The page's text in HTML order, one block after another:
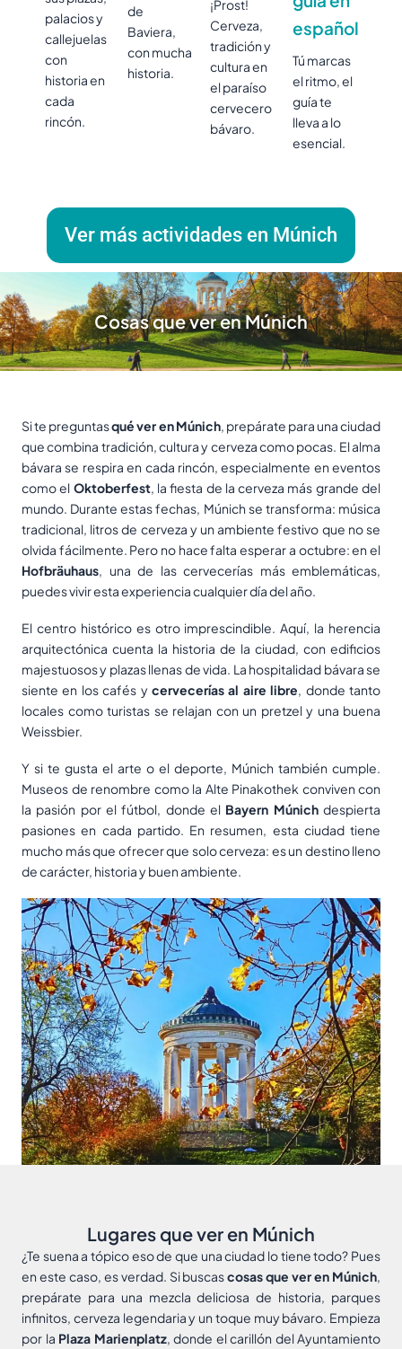
palacios y
callejuelas
con
historia en
cada
rincón.
de
Baviera,
con mucha
historia.
¡Prost!
Cerveza,
tradición y
cultura en
el paraíso
cervecero
bávaro.
español
Tú marcas
el ritmo, el
guía te
lleva a lo
esencial.
Ver más actividades en Múnich
Cosas que ver en Múnich
Si te preguntasqué ver en Múnich, prepárate para una ciudad
que combina tradición, cultura y cerveza como pocas. El alma
bávara se respira en cada rincón, especialmente en eventos
como el Oktoberfest, la fiesta de la cerveza más grande del
mundo. Durante estas fechas, Múnich se transforma: música
tradicional, litros de cerveza y un ambiente festivo que no se
olvida fácilmente. Pero no hace falta esperar a octubre: en el
Hofbräuhaus, una de las cervecerías más emblemáticas,
puedes vivir esta experiencia cualquier día del año.
El centro histórico es otro imprescindible. Aquí, la herencia
arquitectónica cuenta la historia de la ciudad, con edificios
majestuosos y plazas llenas de vida. La hospitalidad bávara se
siente en los cafés y cervecerías al aire libre, donde tanto
locales como turistas se relajan con un pretzel y una buena
Weissbier.
Y si te gusta el arte o el deporte, Múnich también cumple.
Museos de renombre como la Alte Pinakothek conviven con
la pasión por el fútbol, donde el Bayern Múnichdespierta
pasiones en cada partido. En resumen, esta ciudad tiene
mucho más que ofrecer que solo cerveza: es un destino lleno
de carácter, historia y buen ambiente.
Lugares que ver en Múnich
¿Te suena a tópico eso de que una ciudad lo tiene todo? Pues
en este caso, es verdad. Si buscascosas que ver en Múnich,
prepárate para una mezcla deliciosa de historia, parques
infinitos, cerveza legendaria y un toque muy bávaro. Empieza
por la Plaza Marienplatz, donde el carillón del Ayuntamiento